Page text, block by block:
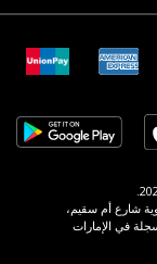
شارع أم سقيم،
مسجلة في الإمارات